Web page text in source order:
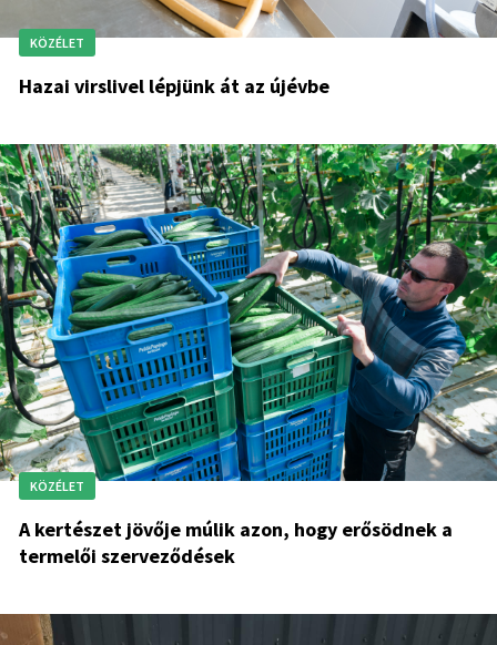
KÖZÉLET
Hazai virslivel lépjünk át az újévbe
KÖZÉLET
A kertészet jövője múlik azon, hogy erősödnek a
termelői szerveződések